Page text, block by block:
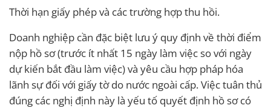
Thời hạn giấy phép và các trường hợp thu hồi.
Doanh nghiệp cần đặc biệt lưu ý quy định về thời điểm
nộp hồ sơ (trước ít nhất 15 ngày làm việc so với ngày
dự kiến bắt đầu làm việc) và yêu cầu hợp pháp hóa
lãnh sự đối với giấy tờ do nước ngoài cấp. Việc tuân thủ
đúng các nghị định này là yếu tố quyết định hồ sơ có